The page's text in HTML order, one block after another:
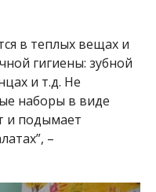
в теплых вещах и
гигиены: зубной
и т.д. Не
наборы в виде
и подымает
–